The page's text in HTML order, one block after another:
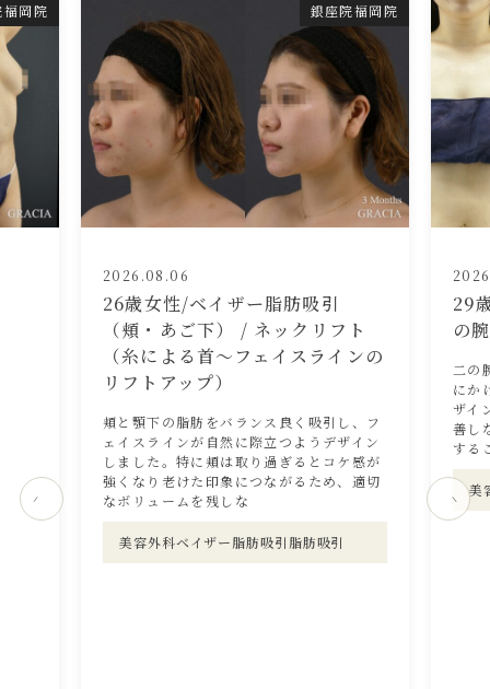
岡院 銀座院福岡院
2026.08.06
26歳女性/ベイザー脂肪吸引
（頬・あご下） / ネックリフト
（糸による首〜フェイスラインの
リフトアップ）
頬と顎下の脂肪をバランス良く吸引し、フ
ェイスラインが自然に際立つようデザイン
しました。特に頬は取り過ぎるとコケ感が
強くなり老けた印象につながるため、適切
なボリュームを残しな
美容外科ベイザー脂肪吸引脂肪吸引
29
の
二の
にか
ザイ
善し
する
美